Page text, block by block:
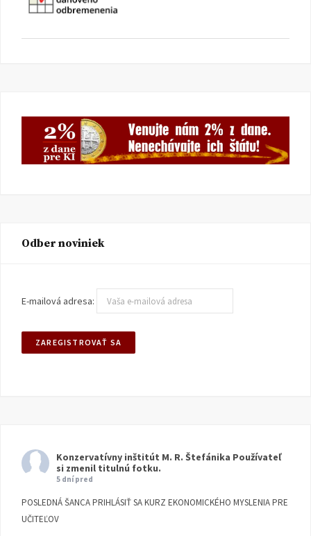
Odber noviniek
E-mailová adresa:
Konzervatívny inštitút M. R. Štefánika Používateľ
si zmenil titulnú fotku.
5 dní pred
POSLEDNÁ ŠANCA PRIHLÁSIŤ SA KURZ EKONOMICKÉHO MYSLENIA PRE
UČITEĽOV